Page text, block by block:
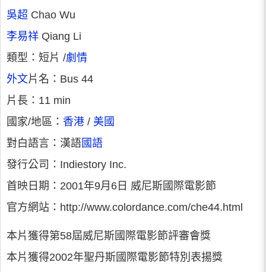
吳超 Chao Wu
李易祥 Qiang Li
類型：短片 /劇情
外文片名：Bus 44
片長：11 min
國家/地區： 香港 / 美國
對白語言：漢語國語
發行公司：Indiestory Inc.
首映日期：2001年9月6日 威尼斯國際電影節
官方網站：http://www.colordance.com/che44.html
本片獲得第58屆威尼斯國際電影節評審會獎
本片獲得2002年聖丹斯國際電影節特別表揚獎